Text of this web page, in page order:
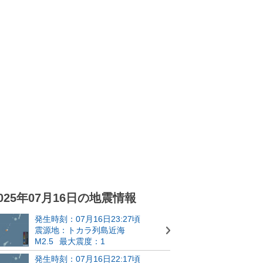
年07月16日の地震情報
発生時刻：07月16日23:27頃
震源地：トカラ列島近海
M2.5
最大震度：1
発生時刻：07月16日22:17頃